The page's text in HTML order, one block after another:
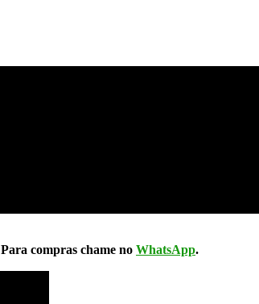
Para compras chame no WhatsApp.